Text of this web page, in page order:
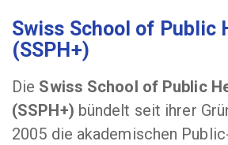
Swiss School of Public
(SSPH+)
Die Swiss School of Public
(SSPH+) bündelt seit ihrer
2005 die akademischen